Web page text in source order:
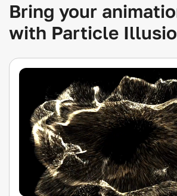
Bring your
with Particle